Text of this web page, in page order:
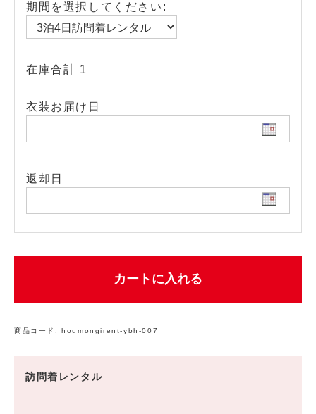
期間を選択してください:
在庫合計 1
衣装お届け日
返却日
カートに入れる
商品コード:houmongirent-ybh-007
訪問着レンタル